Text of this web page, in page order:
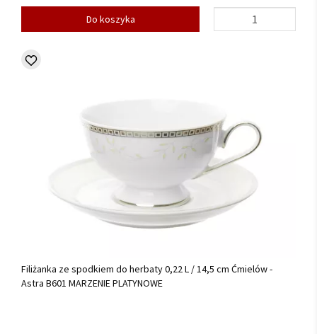
Do koszyka
Filiżanka ze spodkiem do herbaty 0,22 L / 14,5 cm Ćmielów -
Astra B601 MARZENIE PLATYNOWE